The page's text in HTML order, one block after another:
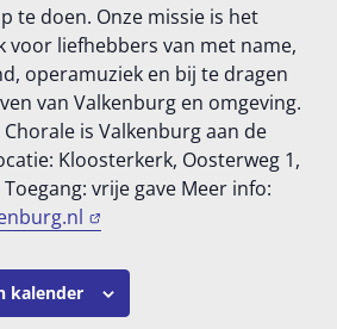
te doen. Onze missie is het
voor liefhebbers van met name,
operamuziek en bij te dragen
van Valkenburg en omgeving.
is Valkenburg aan de
Kloosterkerk, Oosterweg 1,
vrije gave Meer info:
kalender